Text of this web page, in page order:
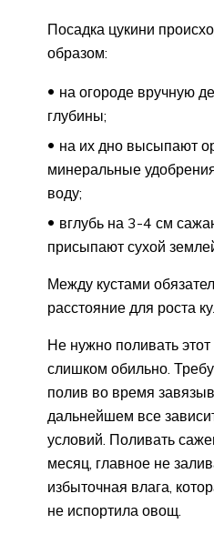
Посадка цукини
образом:
на огороде вручную
глубины;
на их дно высыпают
минеральные
воду;
вглубь на 3-4 см
присыпают сухой
Между кустами
расстояние для роста
Не нужно поливать этот
слишком обильно.
полив во время
дальнейшем все
условий. Поливать
месяц, главное не
избыточная влага,
не испортила овощ.